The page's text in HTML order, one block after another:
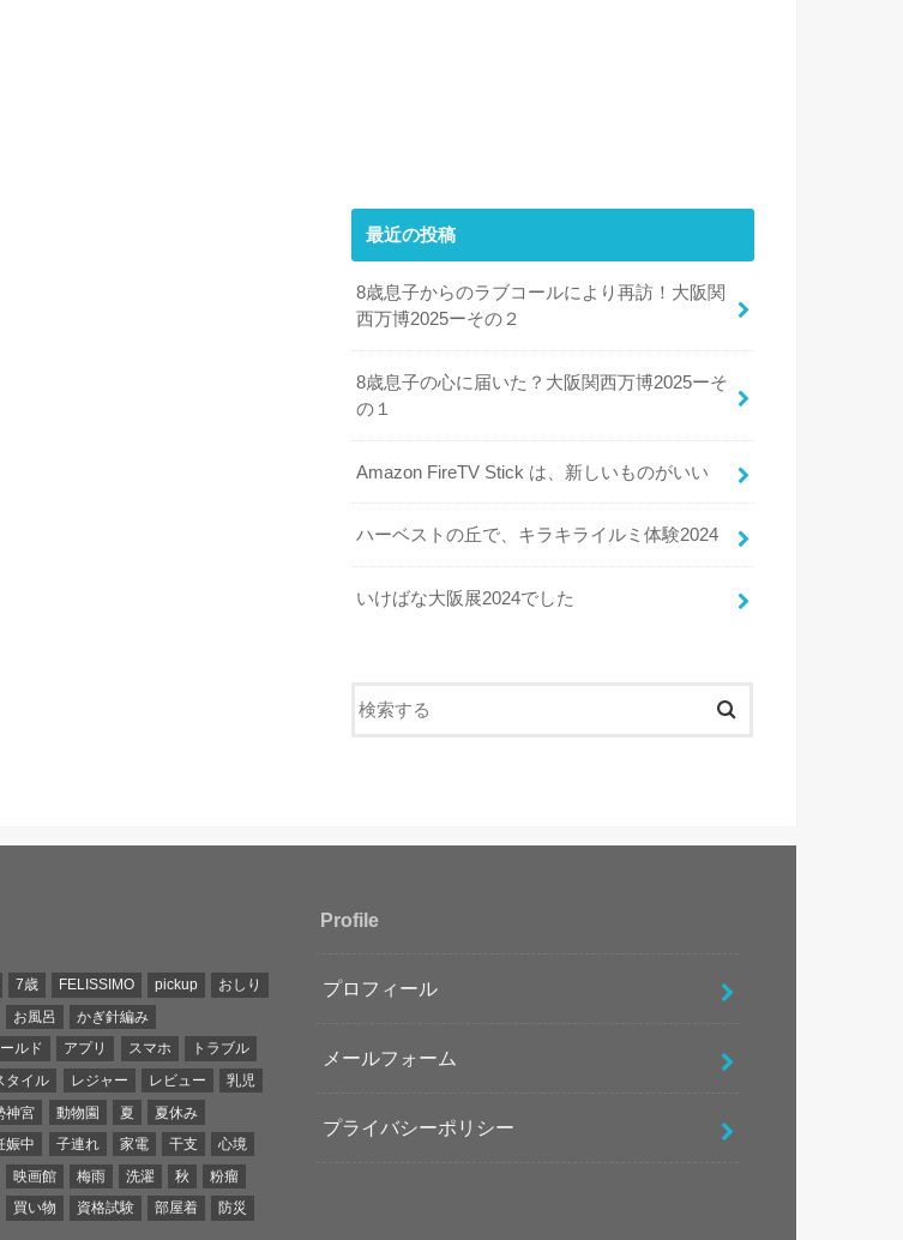
最近の投稿
8歳息子からのラブコールにより再訪！大阪関
西万博2025ーその２
8歳息子の心に届いた？大阪関西万博2025ーそ
の１
Amazon FireTV Stick は、新しいものがいい
ハーベストの丘で、キラキライルミ体験2024
いけばな大阪展2024でした
7歳 FELISSIMO pickup
おしり
お風呂
かぎ針編み
ルド
アプリ スマホ
トラブル
タイル レジャー レビュー
乳児
神宮 動物園 夏
夏休み
娠中 子連れ 家電 干支
心境
映画館 梅雨 洗濯 秋
粉瘤
買い物 資格試験 部屋着
防災
Profile
プロフィール
メールフォーム
プライバシーポリシー